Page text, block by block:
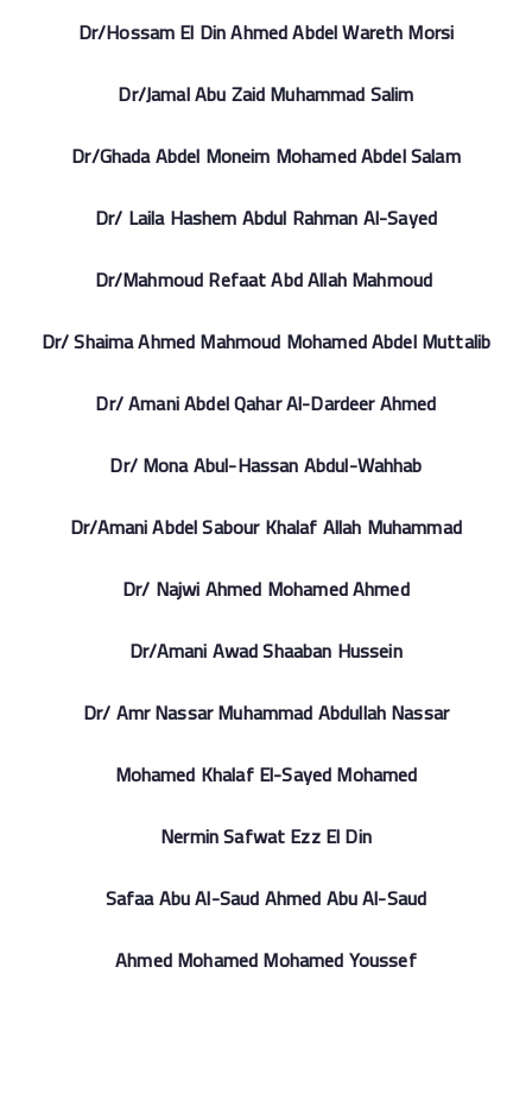
Dr/Hossam El Din Ahmed Abdel Wareth Morsi
Dr/Jamal Abu Zaid Muhammad Salim
Dr/Ghada Abdel Moneim Mohamed Abdel Salam
Dr/ Laila Hashem Abdul Rahman Al-Sayed
Dr/Mahmoud Refaat Abd Allah Mahmoud
Dr/ Shaima Ahmed Mahmoud Mohamed Abdel Muttalib
Dr/ Amani Abdel Qahar Al-Dardeer Ahmed
Dr/ Mona Abul-Hassan Abdul-Wahhab
Dr/Amani Abdel Sabour Khalaf Allah Muhammad
Dr/ Najwi Ahmed Mohamed Ahmed
Dr/Amani Awad Shaaban Hussein
Dr/ Amr Nassar Muhammad Abdullah Nassar
Mohamed Khalaf El-Sayed Mohamed
Nermin Safwat Ezz El Din
Safaa Abu Al-Saud Ahmed Abu Al-Saud
Ahmed Mohamed Mohamed Youssef